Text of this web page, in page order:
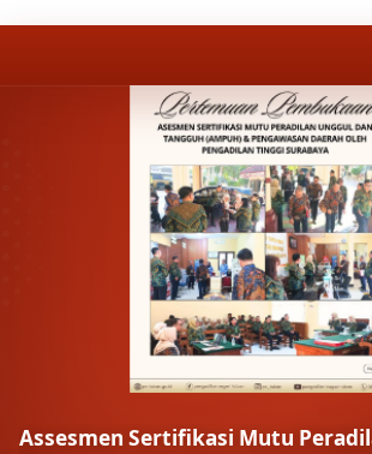
Kenal Pamit Kapolresta Tuban